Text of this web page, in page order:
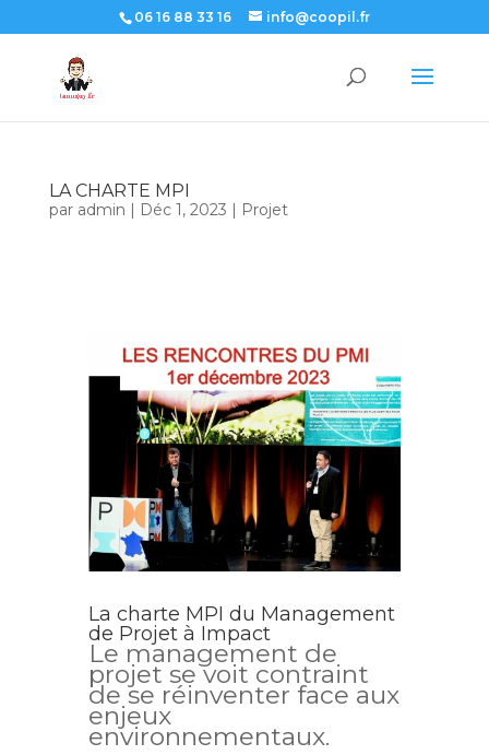
06 16 88 33 16 info@coopil.fr
LA CHARTE MPI
par admin | Déc 1, 2023 | Projet
La charte MPI du Management
de Projet à Impact
Le management de
projet se voit contraint
de se réinventer face aux
enjeux
environnementaux.